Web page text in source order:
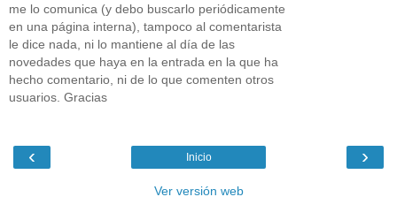
me lo comunica (y debo buscarlo periódicamente
en una página interna), tampoco al comentarista
le dice nada, ni lo mantiene al día de las
novedades que haya en la entrada en la que ha
hecho comentario, ni de lo que comenten otros
usuarios. Gracias
‹ ›
Inicio
Ver versión web